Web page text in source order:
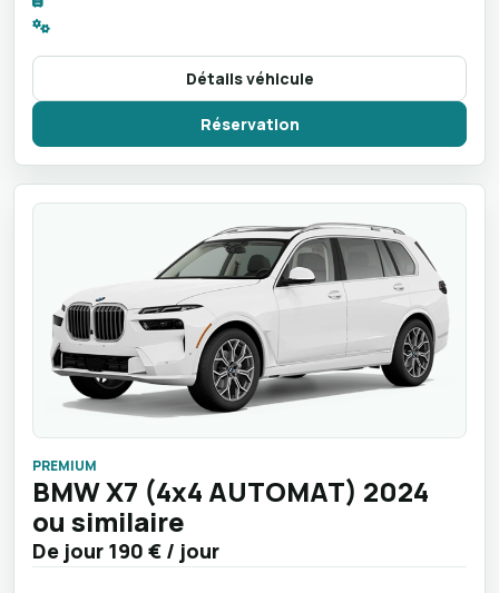
Détails véhicule
Réservation
PREMIUM
BMW X7 (4x4 AUTOMAT) 2024
ou similaire
De jour 190 € / jour